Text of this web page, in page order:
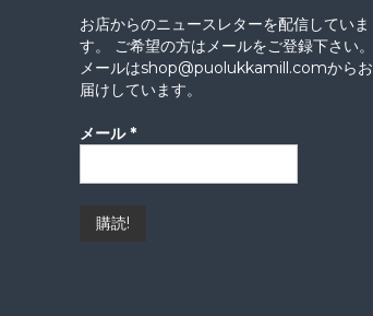
お店からのニュースレターを配信していま
す。 ご希望の方はメールをご登録下さい。
メールはshop@puolukkamill.comからお
届けしています。
メール *